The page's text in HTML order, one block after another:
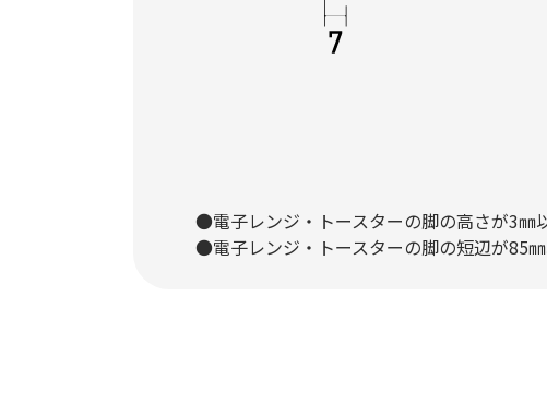
●電子レンジ・トースターの脚の高さが3㎜
●電子レンジ・トースターの脚の短辺が85㎜